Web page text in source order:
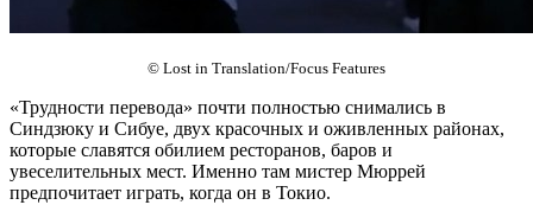
© Lost in Translation/Focus Features
«Трудности перевода» почти полностью снимались в
Синдзюку и Сибуе, двух красочных и оживленных районах,
которые славятся обилием ресторанов, баров и
увеселительных мест. Именно там мистер Мюррей
предпочитает играть, когда он в Токио.